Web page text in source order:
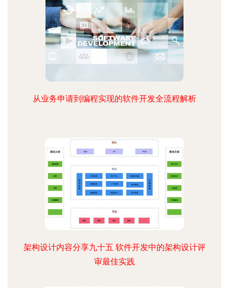
从业务申请到编程实现的软件开发全流程解析
架构设计内容分享九十五 软件开发中的架构设计评
审最佳实践